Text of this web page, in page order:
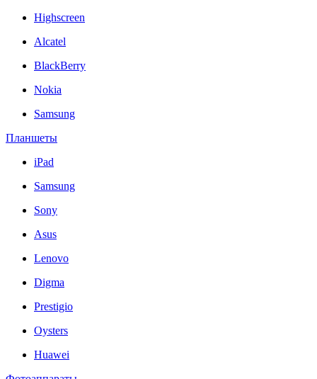
Highscreen
Alcatel
BlackBerry
Nokia
Samsung
Планшеты
iPad
Samsung
Sony
Asus
Lenovo
Digma
Prestigio
Oysters
Huawei